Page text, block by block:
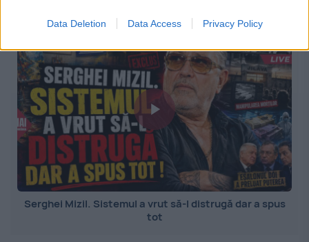
Data Deletion Data Access Privacy Policy
Serghei Mizil. Sistemul a vrut să-l distrugă dar a spus
tot